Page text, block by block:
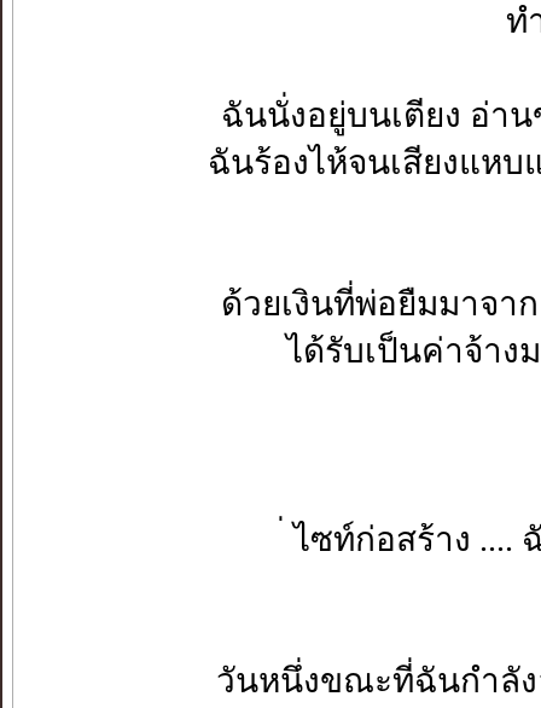
ท
ฉันนั่งอยู่บนเตียง อ่า
ฉันร้องไห้จนเสียงแห
ด้วยเงินที่พ่อยืมมาจา
ได้รับเป็นค่าจ้าง
ไซท์ก่อสร้าง .... ฉั
วันหนึ่งขณะที่ฉันกำลัง